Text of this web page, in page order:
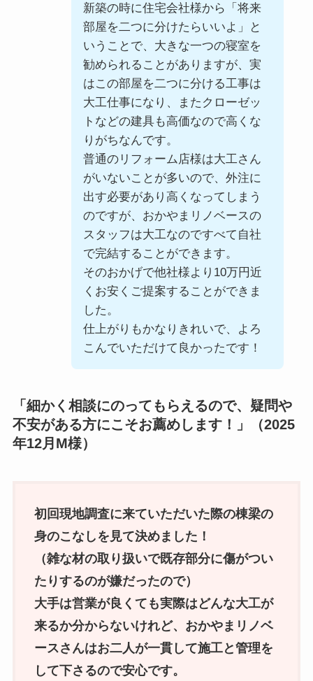
新築の時に住宅会社様から「将来
部屋を二つに分けたらいいよ」と
いうことで、大きな一つの寝室を
勧められることがありますが、実
はこの部屋を二つに分ける工事は
大工仕事になり、またクローゼッ
トなどの建具も高価なので高くな
りがちなんです。
普通のリフォーム店様は大工さん
がいないことが多いので、外注に
出す必要があり高くなってしまう
のですが、おかやまリノベースの
スタッフは大工なのですべて自社
で完結することができます。
そのおかげで他社様より10万円近
くお安くご提案することができま
した。
仕上がりもかなりきれいで、よろ
こんでいただけて良かったです！
「細かく相談にのってもらえるので、疑問や
不安がある方にこそお薦めします！」（2025
年12月M様）
初回現地調査に来ていただいた際の棟梁の
身のこなしを見て決めました！
（雑な材の取り扱いで既存部分に傷がつい
たりするのが嫌だったので）
大手は営業が良くても実際はどんな大工が
来るか分からないけれど、おかやまリノベ
ースさんはお二人が一貫して施工と管理を
して下さるので安心です。